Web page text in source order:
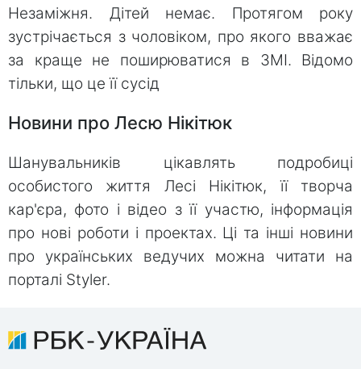
Незаміжня. Дітей немає. Протягом року
зустрічається з чоловіком, про якого вважає
за краще не поширюватися в ЗМІ. Відомо
тільки, що це її сусід
Новини про Лесю Нікітюк
Шанувальників цікавлять подробиці
особистого життя Лесі Нікітюк, її творча
кар'єра, фото і відео з її участю, інформація
про нові роботи і проектах. Ці та інші новини
про українських ведучих можна читати на
порталі Styler.